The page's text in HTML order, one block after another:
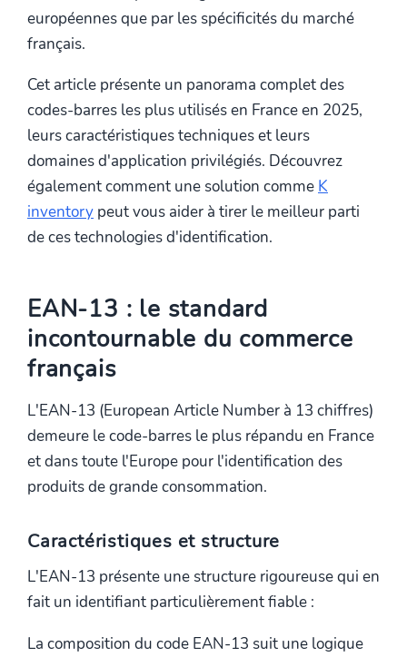
européennes que par les spécificités du marché
français.
Cet article présente un panorama complet des
codes-barres les plus utilisés en France en 2025,
leurs caractéristiques techniques et leurs
domaines d'application privilégiés. Découvrez
également comment une solution comme K
inventory peut vous aider à tirer le meilleur parti
de ces technologies d'identification.
EAN-13 : le standard
incontournable du commerce
français
L'EAN-13 (European Article Number à 13 chiffres)
demeure le code-barres le plus répandu en France
et dans toute l'Europe pour l'identification des
produits de grande consommation.
Caractéristiques et structure
L'EAN-13 présente une structure rigoureuse qui en
fait un identifiant particulièrement fiable :
La composition du code EAN-13 suit une logique